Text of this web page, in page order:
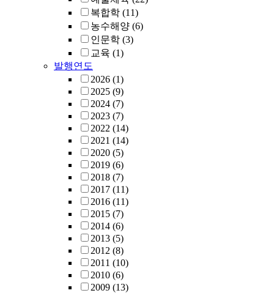
복합학 (11)
농수해양 (6)
인문학 (3)
교육 (1)
발행연도
2026 (1)
2025 (9)
2024 (7)
2023 (7)
2022 (14)
2021 (14)
2020 (5)
2019 (6)
2018 (7)
2017 (11)
2016 (11)
2015 (7)
2014 (6)
2013 (5)
2012 (8)
2011 (10)
2010 (6)
2009 (13)